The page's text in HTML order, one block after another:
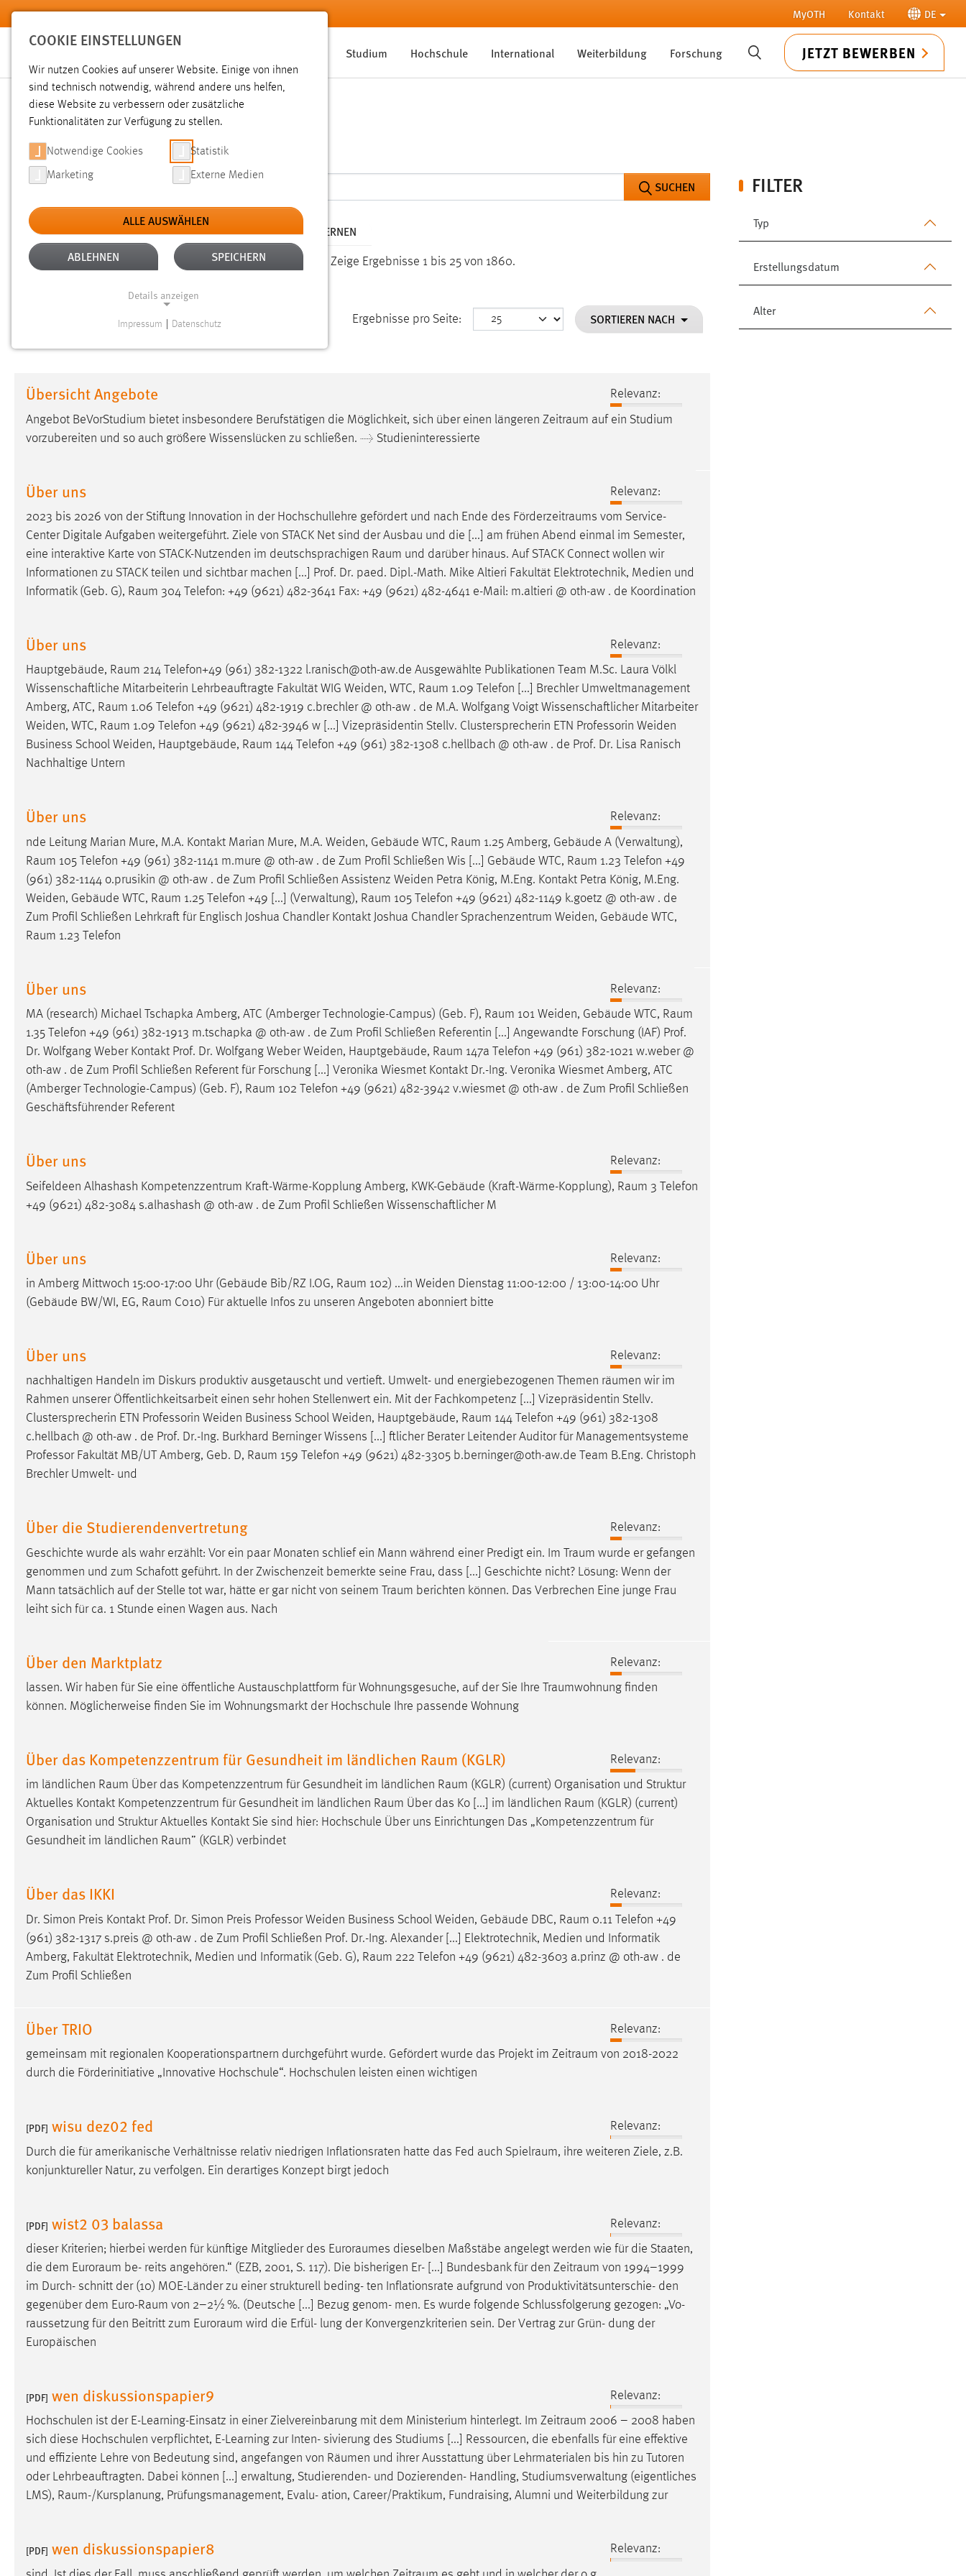
Zum Hauptinhalt springen MyOTH Kontakt DE
Studium Hochschule International Weiterbildung Forschung SUCHE JETZT BEWERBEN
SUCHE
FILTER
Typ
Erstellungsdatum
Alter
SUCHEN
Aktive Filter: ALTER: ÜBER EIN JAHR ALLE FILTER ENTFERNEN
Gesucht nach "raum". Es wurden 1860 Ergebnisse gefunden. Zeige Ergebnisse 1 bis 25 von 1860.
Ergebnisse pro Seite: SORTIEREN NACH
Übersicht Angebote
Relevanz:
Angebot BeVorStudium bietet insbesondere Berufstätigen die Möglichkeit, sich über einen längeren Zeitraum auf ein Studium
vorzubereiten und so auch größere Wissenslücken zu schließen. → Studieninteressierte
Über uns
Relevanz:
2023 bis 2026 von der Stiftung Innovation in der Hochschullehre gefördert und nach Ende des Förderzeitraums vom Service-
Center Digitale Aufgaben weitergeführt. Ziele von STACK Net sind der Ausbau und die [...] am frühen Abend einmal im Semester,
eine interaktive Karte von STACK-Nutzenden im deutschsprachigen Raum und darüber hinaus. Auf STACK Connect wollen wir
Informationen zu STACK teilen und sichtbar machen [...] Prof. Dr. paed. Dipl.-Math. Mike Altieri Fakultät Elektrotechnik, Medien und
Informatik (Geb. G), Raum 304 Telefon: +49 (9621) 482-3641 Fax: +49 (9621) 482-4641 e-Mail: m.altieri @ oth-aw . de Koordination
Über uns
Relevanz:
Hauptgebäude, Raum 214 Telefon+49 (961) 382-1322 l.ranisch@oth-aw.de Ausgewählte Publikationen Team M.Sc. Laura Völkl
Wissenschaftliche Mitarbeiterin Lehrbeauftragte Fakultät WIG Weiden, WTC, Raum 1.09 Telefon [...] Brechler Umweltmanagement
Amberg, ATC, Raum 1.06 Telefon +49 (9621) 482-1919 c.brechler @ oth-aw . de M.A. Wolfgang Voigt Wissenschaftlicher Mitarbeiter
Weiden, WTC, Raum 1.09 Telefon +49 (9621) 482-3946 w [...] Vizepräsidentin Stellv. Clustersprecherin ETN Professorin Weiden
Business School Weiden, Hauptgebäude, Raum 144 Telefon +49 (961) 382-1308 c.hellbach @ oth-aw . de Prof. Dr. Lisa Ranisch
Nachhaltige Untern
Über uns
Relevanz:
nde Leitung Marian Mure, M.A. Kontakt Marian Mure, M.A. Weiden, Gebäude WTC, Raum 1.25 Amberg, Gebäude A (Verwaltung),
Raum 105 Telefon +49 (961) 382-1141 m.mure @ oth-aw . de Zum Profil Schließen Wis [...] Gebäude WTC, Raum 1.23 Telefon +49
(961) 382-1144 o.prusikin @ oth-aw . de Zum Profil Schließen Assistenz Weiden Petra König, M.Eng. Kontakt Petra König, M.Eng.
Weiden, Gebäude WTC, Raum 1.25 Telefon +49 [...] (Verwaltung), Raum 105 Telefon +49 (9621) 482-1149 k.goetz @ oth-aw . de
Zum Profil Schließen Lehrkraft für Englisch Joshua Chandler Kontakt Joshua Chandler Sprachenzentrum Weiden, Gebäude WTC,
Raum 1.23 Telefon
Über uns
Relevanz:
MA (research) Michael Tschapka Amberg, ATC (Amberger Technologie-Campus) (Geb. F), Raum 101 Weiden, Gebäude WTC, Raum
1.35 Telefon +49 (961) 382-1913 m.tschapka @ oth-aw . de Zum Profil Schließen Referentin [...] Angewandte Forschung (IAF) Prof.
Dr. Wolfgang Weber Kontakt Prof. Dr. Wolfgang Weber Weiden, Hauptgebäude, Raum 147a Telefon +49 (961) 382-1021 w.weber @
oth-aw . de Zum Profil Schließen Referent für Forschung [...] Veronika Wiesmet Kontakt Dr.-Ing. Veronika Wiesmet Amberg, ATC
(Amberger Technologie-Campus) (Geb. F), Raum 102 Telefon +49 (9621) 482-3942 v.wiesmet @ oth-aw . de Zum Profil Schließen
Geschäftsführender Referent
Über uns
Relevanz:
Seifeldeen Alhashash Kompetenzzentrum Kraft-Wärme-Kopplung Amberg, KWK-Gebäude (Kraft-Wärme-Kopplung), Raum 3 Telefon
+49 (9621) 482-3084 s.alhashash @ oth-aw . de Zum Profil Schließen Wissenschaftlicher M
Über uns
Relevanz:
in Amberg Mittwoch 15:00-17:00 Uhr (Gebäude Bib/RZ I.OG, Raum 102) ...in Weiden Dienstag 11:00-12:00 / 13:00-14:00 Uhr
(Gebäude BW/WI, EG, Raum C010) Für aktuelle Infos zu unseren Angeboten abonniert bitte
Über uns
Relevanz:
nachhaltigen Handeln im Diskurs produktiv ausgetauscht und vertieft. Umwelt- und energiebezogenen Themen räumen wir im
Rahmen unserer Öffentlichkeitsarbeit einen sehr hohen Stellenwert ein. Mit der Fachkompetenz [...] Vizepräsidentin Stellv.
Clustersprecherin ETN Professorin Weiden Business School Weiden, Hauptgebäude, Raum 144 Telefon +49 (961) 382-1308
c.hellbach @ oth-aw . de Prof. Dr.-Ing. Burkhard Berninger Wissens [...] ftlicher Berater Leitender Auditor für Managementsysteme
Professor Fakultät MB/UT Amberg, Geb. D, Raum 159 Telefon +49 (9621) 482-3305 b.berninger@oth-aw.de Team B.Eng. Christoph
Brechler Umwelt- und
Über die Studierendenvertretung
Relevanz:
Geschichte wurde als wahr erzählt: Vor ein paar Monaten schlief ein Mann während einer Predigt ein. Im Traum wurde er gefangen
genommen und zum Schafott geführt. In der Zwischenzeit bemerkte seine Frau, dass [...] Geschichte nicht? Lösung: Wenn der
Mann tatsächlich auf der Stelle tot war, hätte er gar nicht von seinem Traum berichten können. Das Verbrechen Eine junge Frau
leiht sich für ca. 1 Stunde einen Wagen aus. Nach
Über den Marktplatz
Relevanz:
lassen. Wir haben für Sie eine öffentliche Austauschplattform für Wohnungsgesuche, auf der Sie Ihre Traumwohnung finden
können. Möglicherweise finden Sie im Wohnungsmarkt der Hochschule Ihre passende Wohnung
Über das Kompetenzzentrum für Gesundheit im ländlichen Raum (KGLR)
Relevanz:
im ländlichen Raum Über das Kompetenzzentrum für Gesundheit im ländlichen Raum (KGLR) (current) Organisation und Struktur
Aktuelles Kontakt Kompetenzzentrum für Gesundheit im ländlichen Raum Über das Ko [...] im ländlichen Raum (KGLR) (current)
Organisation und Struktur Aktuelles Kontakt Sie sind hier: Hochschule Über uns Einrichtungen Das „Kompetenzzentrum für
Gesundheit im ländlichen Raum” (KGLR) verbindet
Über das IKKI
Relevanz:
Dr. Simon Preis Kontakt Prof. Dr. Simon Preis Professor Weiden Business School Weiden, Gebäude DBC, Raum 0.11 Telefon +49
(961) 382-1317 s.preis @ oth-aw . de Zum Profil Schließen Prof. Dr.-Ing. Alexander [...] Elektrotechnik, Medien und Informatik
Amberg, Fakultät Elektrotechnik, Medien und Informatik (Geb. G), Raum 222 Telefon +49 (9621) 482-3603 a.prinz @ oth-aw . de
Zum Profil Schließen
Über TRIO
Relevanz:
gemeinsam mit regionalen Kooperationspartnern durchgeführt wurde. Gefördert wurde das Projekt im Zeitraum von 2018-2022
durch die Förderinitiative „Innovative Hochschule“. Hochschulen leisten einen wichtigen
[PDF] wisu dez02 fed
Relevanz:
Durch die für amerikanische Verhältnisse relativ niedrigen Inflationsraten hatte das Fed auch Spielraum, ihre weiteren Ziele, z.B.
konjunktureller Natur, zu verfolgen. Ein derartiges Konzept birgt jedoch
[PDF] wist2 03 balassa
Relevanz:
dieser Kriterien; hierbei werden für künftige Mitglieder des Euroraumes dieselben Maßstäbe angelegt werden wie für die Staaten,
die dem Euroraum be- reits angehören.“ (EZB, 2001, S. 117). Die bisherigen Er- [...] Bundesbank für den Zeitraum von 1994–1999
im Durch- schnitt der (10) MOE-Länder zu einer strukturell beding- ten Inflationsrate aufgrund von Produktivitätsunterschie- den
gegenüber dem Euro-Raum von 2–2½ %. (Deutsche [...] Bezug genom- men. Es wurde folgende Schlussfolgerung gezogen: „Vo-
raussetzung für den Beitritt zum Euroraum wird die Erfül- lung der Konvergenzkriterien sein. Der Vertrag zur Grün- dung der
Europäischen
[PDF] wen diskussionspapier9
Relevanz:
Hochschulen ist der E-Learning-Einsatz in einer Zielvereinbarung mit dem Ministerium hinterlegt. Im Zeitraum 2006 – 2008 haben
sich diese Hochschulen verpflichtet, E-Learning zur Inten- sivierung des Studiums [...] Ressourcen, die ebenfalls für eine effektive
und effiziente Lehre von Bedeutung sind, angefangen von Räumen und ihrer Ausstattung über Lehrmaterialen bis hin zu Tutoren
oder Lehrbeauftragten. Dabei können [...] erwaltung, Studierenden- und Dozierenden- Handling, Studiumsverwaltung (eigentliches
LMS), Raum-/Kursplanung, Prüfungsmanagement, Evalu- ation, Career/Praktikum, Fundraising, Alumni und Weiterbildung zur
[PDF] wen diskussionspapier8
Relevanz:
COOKIE EINSTELLUNGEN
Wir nutzen Cookies auf unserer Website. Einige von ihnen
sind technisch notwendig, während andere uns helfen,
diese Website zu verbessern oder zusätzliche
Funktionalitäten zur Verfügung zu stellen.
Notwendige Cookies Statistik
Marketing Externe Medien
ALLE AUSWÄHLEN
ABLEHNEN SPEICHERN
Details anzeigen
Website erforderlich.
Einverständnis
des Benutzers
Cookie Laufzeit: 1 Jahr
Performance
Zweck:
eingeloggt ist.
Sprachpräferenz
Name: site-language-preference
Zweck:
Cookie Laufzeit:
Chat
Name:
MibewSessionID, MIBEW_UserID,
mibew_locale, mibew-chat-frame-style-
5e9dbeb1811c0446
Zweck:
Cookie Laufzeit:
Sitzungslaufzeit, mibew_locale = 3
Jahre, MIBEW_UserID = 1 Jahr
Login
Name:
Cookie Laufzeit:
Diese Informationen helfen uns zu verstehen, wie
unsere Besucher unsere Website nutzen.
Zweck: Zugriffsstatistik
Cookie Laufzeit: Max. 13 Monate
MARKETING
hinweg verfolgen.
Google Ads
Name: _gcl_au
Cookie Laufzeit:
Name:
Anbieter: Facebook
Zweck: Conversion-Tracking
Cookie Laufzeit:
EXTERNE MEDIEN
Um Inhalte von Videoplattformen und Social Media
Plattformen anzeigen zu können, werden von diesen
externen Medien Cookies gesetzt.
YouTube
Vimeo
Impressum Datenschutz